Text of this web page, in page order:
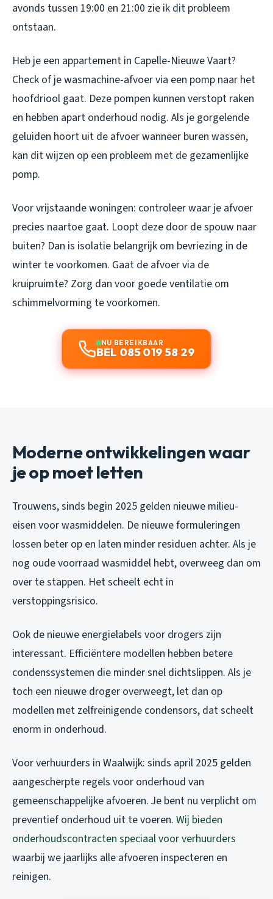
avonds tussen 19:00 en 21:00 zie ik dit probleem
ontstaan.
Heb je een appartement in Capelle-Nieuwe Vaart?
Check of je wasmachine-afvoer via een pomp naar het
hoofdriool gaat. Deze pompen kunnen verstopt raken
en hebben apart onderhoud nodig. Als je gorgelende
geluiden hoort uit de afvoer wanneer buren wassen,
kan dit wijzen op een probleem met de gezamenlijke
pomp.
Voor vrijstaande woningen: controleer waar je afvoer
precies naartoe gaat. Loopt deze door de spouw naar
buiten? Dan is isolatie belangrijk om bevriezing in de
winter te voorkomen. Gaat de afvoer via de
kruipruimte? Zorg dan voor goede ventilatie om
schimmelvorming te voorkomen.
NU BEREIKBAAR
BEL 085 019 58 29
Moderne ontwikkelingen waar
je op moet letten
Trouwens, sinds begin 2025 gelden nieuwe milieu-
eisen voor wasmiddelen. De nieuwe formuleringen
lossen beter op en laten minder residuen achter. Als je
nog oude voorraad wasmiddel hebt, overweeg dan om
over te stappen. Het scheelt echt in
verstoppingsrisico.
Ook de nieuwe energielabels voor drogers zijn
interessant. Efficiëntere modellen hebben betere
condenssystemen die minder snel dichtslippen. Als je
toch een nieuwe droger overweegt, let dan op
modellen met zelfreinigende condensors, dat scheelt
enorm in onderhoud.
Voor verhuurders in Waalwijk: sinds april 2025 gelden
aangescherpte regels voor onderhoud van
gemeenschappelijke afvoeren. Je bent nu verplicht om
preventief onderhoud uit te voeren. Wij bieden
onderhoudscontracten speciaal voor verhuurders
waarbij we jaarlijks alle afvoeren inspecteren en
reinigen.